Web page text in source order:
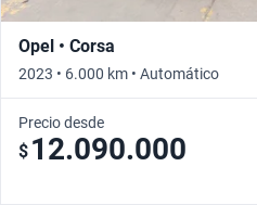
Opel • Corsa
2023 • 6.000 km • Automático
Precio desde
$ 12.090.000